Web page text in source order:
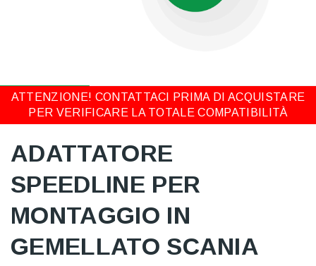
ATTENZIONE! CONTATTACI PRIMA DI ACQUISTARE
PER VERIFICARE LA TOTALE COMPATIBILITÀ
ADATTATORE
SPEEDLINE PER
MONTAGGIO IN
GEMELLATO SCANIA